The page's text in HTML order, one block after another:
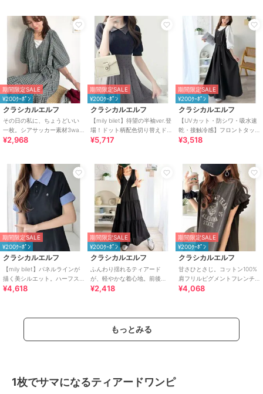
期間限定SALE
¥200ｸｰﾎﾟﾝ
クラシカルエルフ
その日の私に、ちょうどいい
一枚。シアサッカー素材3way
ティアードカシュクールロン
¥2,968
期間限定SALE
¥200ｸｰﾎﾟﾝ
クラシカルエルフ
【mily bilet】待望の半袖ver.登
場！ドット柄配色切り替えド
ッキングワンピース（ロング
¥5,717
期間限定SALE
¥200ｸｰﾎﾟﾝ
クラシカルエルフ
【UVカット・防シワ・吸水速
乾・接触冷感】フロントタッ
クショルダーストラップリボ
¥3,518
期間限定SALE
¥200ｸｰﾎﾟﾝ
クラシカルエルフ
【mily bilet】パネルラインが
描く美シルエット。ハーフス
リーブポロワンピース (ロング
¥4,618
期間限定SALE
¥200ｸｰﾎﾟﾝ
クラシカルエルフ
ふんわり揺れるティアード
が、軽やかな着心地。前後
2wayノースリーブティアード
¥2,418
期間限定SALE
¥200ｸｰﾎﾟﾝ
クラシカルエルフ
甘さひとさじ。コットン100%
肩フリルピグメントフレンチ
スリーブワンピース（ロング
¥4,068
もっとみる
1枚でサマになるティアードワンピ